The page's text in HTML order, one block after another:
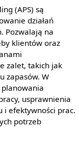
(APS) są
działań
Pozwalają na
klientów oraz
zalet, takich jak
zapasów. W
usprawnienia
i efektywności prac.
potrzeb